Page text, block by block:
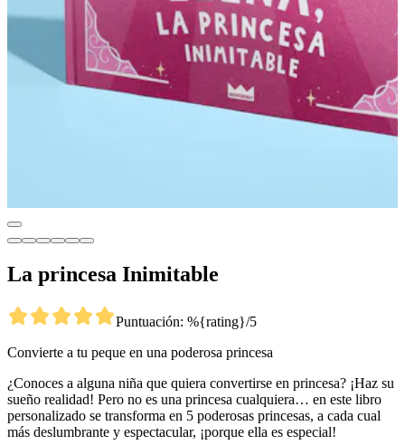
La princesa Inimitable
Puntuación: %{rating}/5
Convierte a tu peque en una poderosa princesa
¿Conoces a alguna niña que quiera convertirse en princesa? ¡Haz su
sueño realidad! Pero no es una princesa cualquiera… en este libro
personalizado se transforma en 5 poderosas princesas, a cada cual
más deslumbrante y espectacular, ¡porque ella es especial!